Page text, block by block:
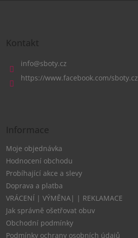
Kontakt
info@sboty.cz
https://www.facebook.com/sboty.cz
Informace
Moje objednávka
Hodnocení obchodu
Probíhající akce a slevy
Doprava a platba
VRÁCENÍ | VÝMĚNA| | REKLAMACE
Jak správně ošetřovat obuv
Obchodní podmínky
Podmínky ochrany osobních údajů